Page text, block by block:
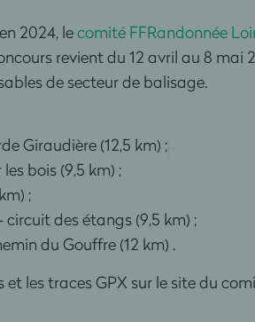
2024, lecomité FFRandonnée
revient du 12 avril au 8 mai
de secteur de balisage.
Giraudière (12,5 km) ;
bois (9,5 km) ;
;
des étangs (9,5 km) ;
du Gouffre (12 km) .
les traces GPX sur le site du